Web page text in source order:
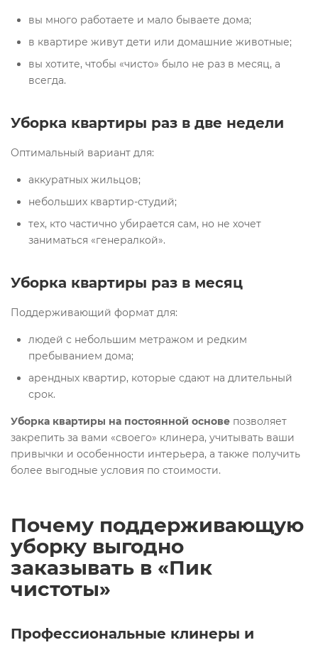
вы много работаете и мало бываете дома;
в квартире живут дети или домашние животные;
вы хотите, чтобы «чисто» было не раз в месяц, а
всегда.
Уборка квартиры раз в две недели
Оптимальный вариант для:
аккуратных жильцов;
небольших квартир-студий;
тех, кто частично убирается сам, но не хочет
заниматься «генералкой».
Уборка квартиры раз в месяц
Поддерживающий формат для:
людей с небольшим метражом и редким
пребыванием дома;
арендных квартир, которые сдают на длительный
срок.
Уборка квартиры на постоянной основе позволяет
закрепить за вами «своего» клинера, учитывать ваши
привычки и особенности интерьера, а также получить
более выгодные условия по стоимости.
Почему поддерживающую
уборку выгодно
заказывать в «Пик
чистоты»
Профессиональные клинеры и